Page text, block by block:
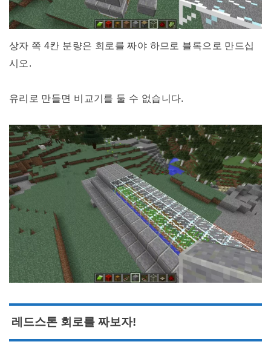
상자 쪽 4칸 분량은 회로를 짜야 하므로 블록으로 만드십
시오.
유리로 만들면 비교기를 둘 수 없습니다.
레드스톤 회로를 짜보자!